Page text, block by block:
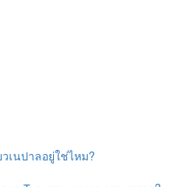
เนปาลอยู่ใช่ไหม?